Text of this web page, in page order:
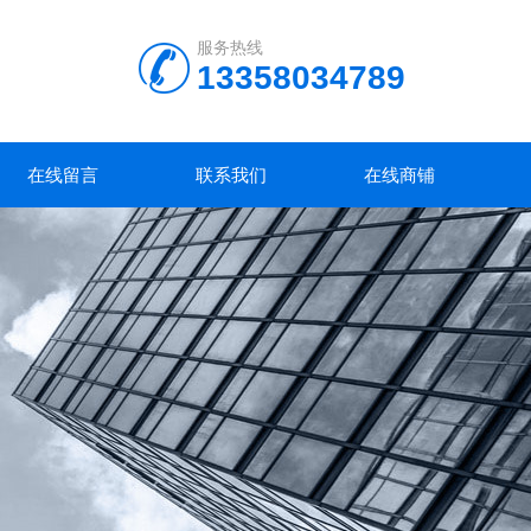
服务热线
13358034789
在线留言 联系我们 在线商铺